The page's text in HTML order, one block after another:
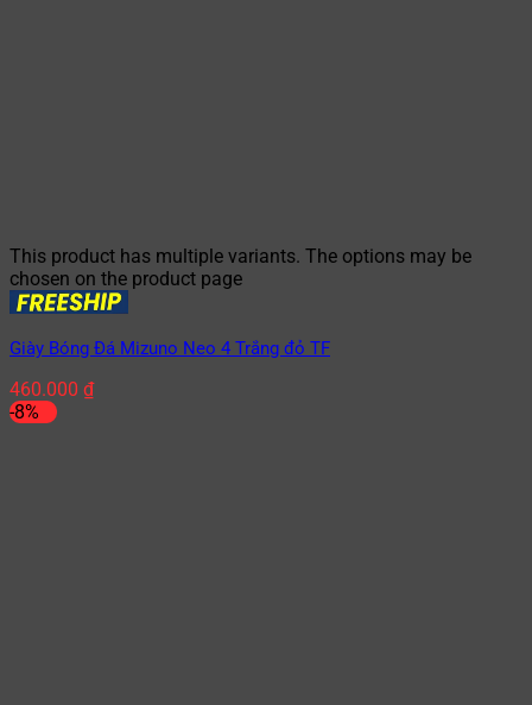
This product has multiple variants. The options may be
chosen on the product page
Giày Bóng Đá Mizuno Neo 4 Trắng đỏ TF
460.000 ₫
-8%